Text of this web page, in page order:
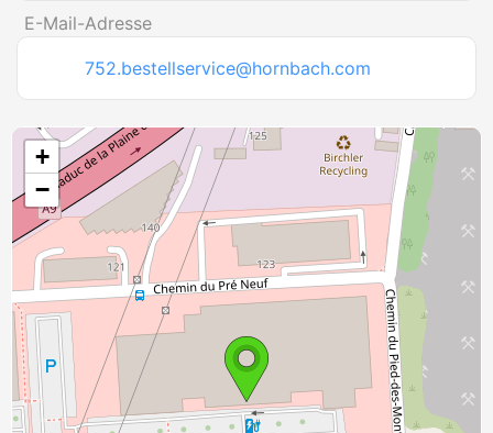
E-Mail-Adresse
752.bestellservice@hornbach.com
+
−